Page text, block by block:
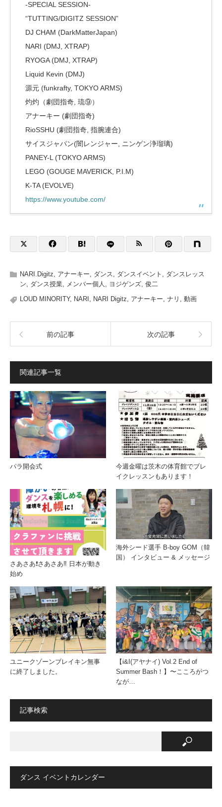
-SPECIAL SESSION-
“TUTTING/DIGITZ SESSION”
DJ CHAM (DarkMatterJapan)
NARI (DMJ, XTRAP)
RYOGA (DMJ, XTRAP)
Liquid Kevin (DMJ)
源元 (funkrafty, TOKYO ARMS)
灼灼（劇団指奇, 琉⑨）
アナーキー (劇団指奇)
RioSSHU (劇団指奇, 指腕連合)
サイスジャパン(闇レンジャー, ニンゲン浄瑠璃)
PANEY-L (TOKYO ARMS)
LEGO (GOUGE MAVERICK, P.I.M)
K-TA (EVOLVE)
https://www.youtube.com/
NARI.Digitz, アナーキー, ダンス, ダンスイベント , ダンスレッス
ン, ダンス授業, メンバー個人 , ヨジゲンズ, 俊二
LOUD MINORITY, NARI , NARI Digitz, アナーキー, ナリ , 動画
前の記事 次の記事
関連記事一覧
パラ開会式
今週金曜は茨木の体育館でブレ
イクレッスンもあります！
さあさあ❗️さあさあ‼️ 日本が動き
始め
海外シード選手 B-boy GOM（韓
国） インタビュー & メッセージ
ユニークゾーンブレイキン無事
に終了しました。
【i&I(アヤナイ) Vol.2 End of
Summer Bash！】〜こころがつ
なが…
記事検索
ダンス イベントカレンダー